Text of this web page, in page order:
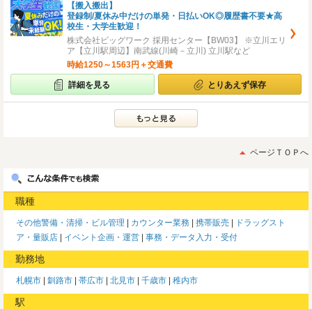
【搬入搬出】
登録制/夏休み中だけの単発・日払いOK◎履歴書不要★高
校生・大学生歓迎！
株式会社ビッグワーク 採用センター【BW03】 ※立川エリ
ア【立川駅周辺】南武線(川崎－立川) 立川駅など
時給1250～1563円＋交通費
詳細を見る とりあえず保存
ページＴＯＰへ
職種
その他警備・清掃・ビル管理 カウンター業務 携帯販売
ドラッグスト
ア・量販店
イベント企画・運営 事務・データ入力・受付
勤務地
札幌市 釧路市 帯広市 北見市 千歳市 稚内市
駅